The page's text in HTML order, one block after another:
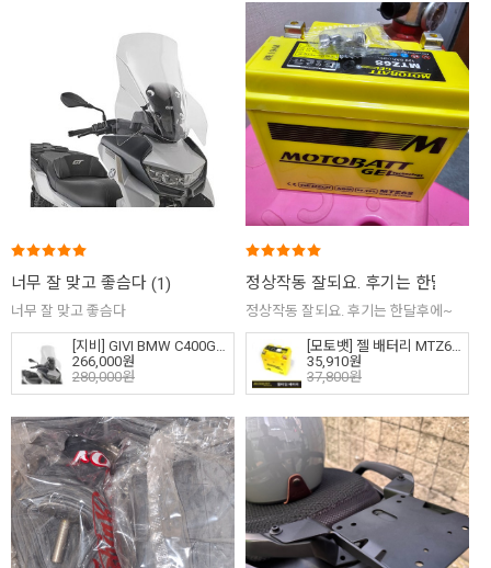
너무 잘 맞고 좋슴다 (1)
너무 잘 맞고 좋슴다
266,000원
280,000원
정상작동 잘되요. 후기는 한달후에~
정상작동 잘되요. 후기는 한달후에~
35,910원
37,800원